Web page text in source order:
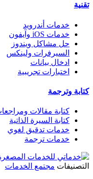
تقنية
خدمات أندرويد
خدمات iOS وآيفون
حل مشاكل ويندوز
السيرفرات ولينكس
ادخال بيانات
اختبارات تجريبية
كتابة وترجمة
كتابة مقالات
كتابة السيرة الذاتية
خدمات تدقيق لغوي
خدمات ترجمة
التصنيفات مجتمع الخدمات